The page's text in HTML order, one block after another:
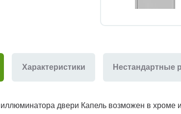
Характеристики Нестандартные
двери Капель возможен в хроме